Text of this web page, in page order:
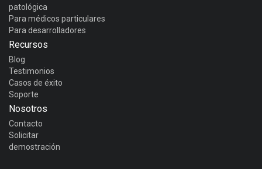
patológica
Para médicos particulares
Para desarrolladores
Recursos
Blog
Testimonios
Casos de éxito
Soporte
Nosotros
Contacto
Solicitar
demostración